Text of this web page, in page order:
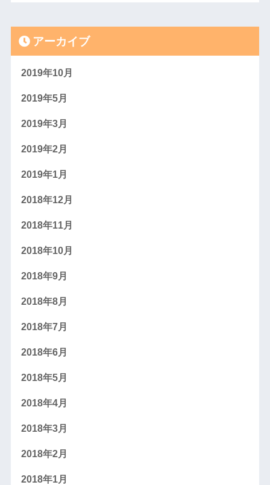
アーカイブ
2019年10月
2019年5月
2019年3月
2019年2月
2019年1月
2018年12月
2018年11月
2018年10月
2018年9月
2018年8月
2018年7月
2018年6月
2018年5月
2018年4月
2018年3月
2018年2月
2018年1月